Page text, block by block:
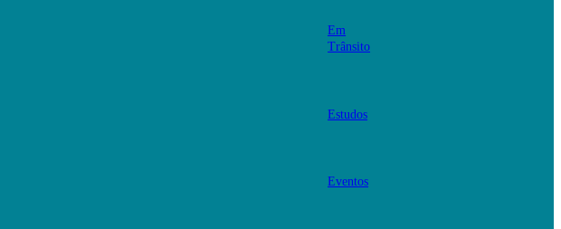
Em
Trânsito
Estudos
Eventos